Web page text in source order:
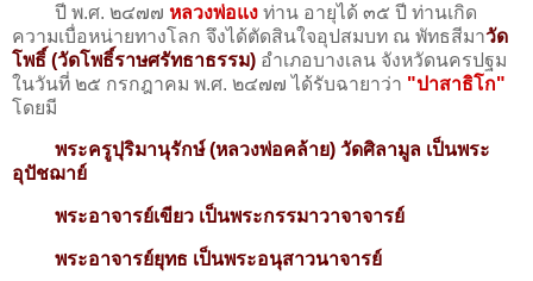
ปี พ.ศ. ๒๔๗๗ หลวงพ่อแง ท่าน อายุได้ ๓๕ ปี ท่านเกิด
ความเบื่อหน่ายทางโลก จึงได้ตัดสินใจอุปสมบท ณ พัทธสีมาวัด
โพธิ์ (วัดโพธิ์ราษศรัทธาธรรม) อำเภอบางเลน จังหวัดนครปฐม
ในวันที่ ๒๕ กรกฎาคม พ.ศ. ๒๔๗๗ ได้รับฉายาว่า "ปาสาธิโก"
โดยมี
พระครูปุริมานุรักษ์ (หลวงพ่อคล้าย) วัดศิลามูล เป็นพระ
อุปัชฌาย์
พระอาจารย์เขียว เป็นพระกรรมาวาจาจารย์
พระอาจารย์ยุทธ เป็นพระอนุสาวนาจารย์